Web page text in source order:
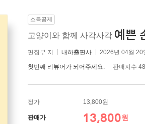
소득공제
고양이와 함께 사각사각 예쁜
편집부 저 내하출판사 2026년 04월 20
첫번째 리뷰어가 되어주세요. 판매지수 48
정가 13,800원
판매가 13,800원